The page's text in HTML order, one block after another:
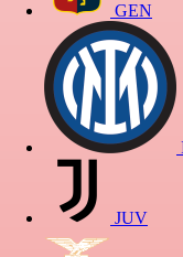
GEN
JUV